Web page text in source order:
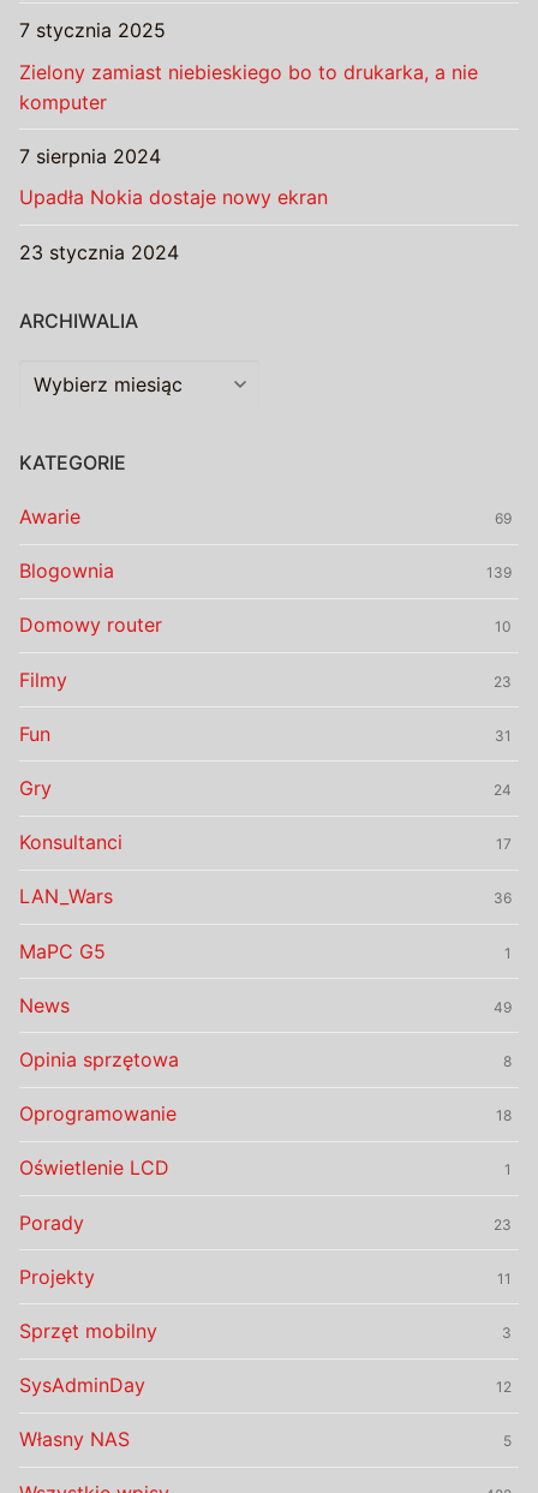
7 stycznia 2025
Zielony zamiast niebieskiego bo to drukarka, a nie
komputer
7 sierpnia 2024
Upadła Nokia dostaje nowy ekran
23 stycznia 2024
ARCHIWALIA
Archiwalia
KATEGORIE
Awarie 69
Blogownia 139
Domowy router 10
Filmy 23
Fun 31
Gry 24
Konsultanci 17
LAN_Wars 36
MaPC G5 1
News 49
Opinia sprzętowa 8
Oprogramowanie 18
Oświetlenie LCD 1
Porady 23
Projekty 11
Sprzęt mobilny 3
SysAdminDay 12
Własny NAS 5